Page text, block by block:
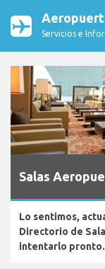
Servicios e
Salas
Lo sentimos,
Directorio de
intentarlo pronto.